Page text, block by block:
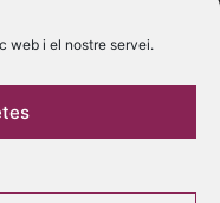
web i el nostre servei.